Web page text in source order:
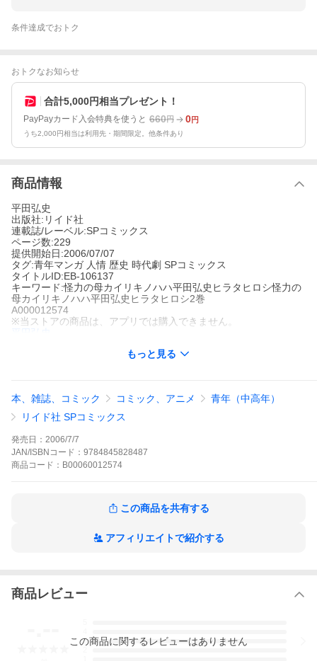
条件達成でおトク
おトクなお知らせ
合計5,000円相当プレゼント！
PayPayカード入会特典を使うと 660円 0円
うち2,000円相当は利用先・期間限定。他条件あり
商品情報
平田弘史
出版社:リイド社
連載誌/レーベル:SPコミックス
ページ数:229
提供開始日:2006/07/07
タグ:青年マンガ 人情 歴史 時代劇 SPコミックス
タイトルID:EB-106137
キーワード:怪力の母カイリキノハハ平田弘史ヒラタヒロシ怪力の
母カイリキノハハ平田弘史ヒラタヒロシ2巻
A000012574
※当ストアの商品は、アプリでは購入できません。
領民と同じ髪形に変え、返事がなくても笑顔で領民に声をかけ続
ける寿だったが…。
怪力の母の作品をもっと見る
もっと見る
本、雑誌、コミック コミック、アニメ
青年（中高年）
リイド社 SPコミックス
発売日： 2006/7/7
JAN/ISBNコード： 9784845828487
商品 コード： B00060012574
この商品を共有する
アフィリエイトで紹介する
商品レビュー
3
この商品に関するレビューはありません